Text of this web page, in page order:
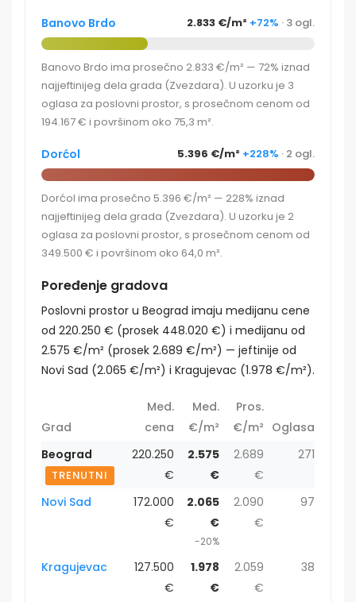
Banovo Brdo 2.833 €/m² +72% · 3 ogl.
Banovo Brdo ima prosečno 2.833 €/m² — 72% iznad
najjeftinijeg dela grada (Zvezdara). U uzorku je 3
oglasa za poslovni prostor, s prosečnom cenom od
194.167 € i površinom oko 75,3 m².
Dorćol 5.396 €/m² +228% · 2 ogl.
Dorćol ima prosečno 5.396 €/m² — 228% iznad
najjeftinijeg dela grada (Zvezdara). U uzorku je 2
oglasa za poslovni prostor, s prosečnom cenom od
349.500 € i površinom oko 64,0 m².
Poređenje gradova
Poslovni prostor u Beograd imaju medijanu cene
od 220.250 € (prosek 448.020 €) i medijanu od
2.575 €/m² (prosek 2.689 €/m²) — jeftinije od
Novi Sad (2.065 €/m²) i Kragujevac (1.978 €/m²).
Grad
Med.
cena
Med.
€/m²
Pros.
€/m² Oglasa
Beograd
TRENUTNI
220.250
€
2.575
€
2.689
€
271
Novi Sad
172.000
€
2.065
€
-20%
2.090
€
97
Kragujevac
127.500
€
1.978
€
2.059
€
38